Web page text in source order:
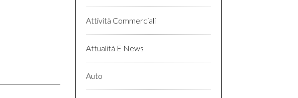
Attività Commerciali
Attualità E News
Auto